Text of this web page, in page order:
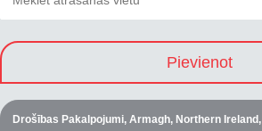
Pievienot
Drošības Pakalpojumi, Armagh, Northern